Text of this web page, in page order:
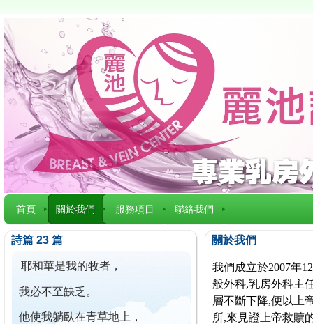
首頁 關於我們 服務項目 聯絡我們
詩篇 23 篇
耶和華是我的牧者，
我必不至缺乏。
他使我躺臥在青草地上，
關於我們
我們成立於2007年
般外科,乳房外科主
層不斷下降,便以上
所,來見證上帝救贖